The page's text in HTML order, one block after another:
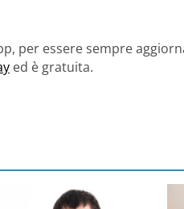
per essere sempre
ed è gratuita.